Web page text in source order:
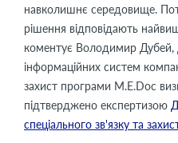
навколишнє середовище.
рішення відповідають
коментує Володимир Дубей,
інформаційних систем
захист програми M.E.Doc
підтверджено експертизою
спеціального зв'язку та